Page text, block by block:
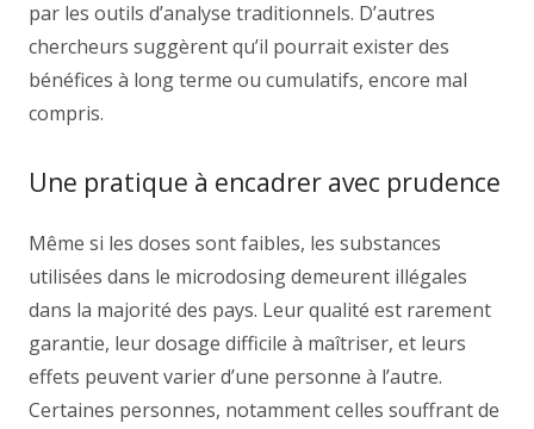
par les outils d’analyse traditionnels. D’autres
chercheurs suggèrent qu’il pourrait exister des
bénéfices à long terme ou cumulatifs, encore mal
compris.
Une pratique à encadrer avec prudence
Même si les doses sont faibles, les substances
utilisées dans le microdosing demeurent illégales
dans la majorité des pays. Leur qualité est rarement
garantie, leur dosage difficile à maîtriser, et leurs
effets peuvent varier d’une personne à l’autre.
Certaines personnes, notamment celles souffrant de